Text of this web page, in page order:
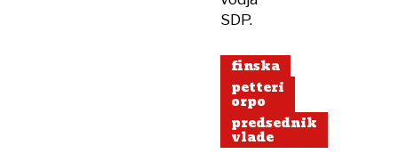
SDP.
finska
petteri
orpo
predsednik
vlade